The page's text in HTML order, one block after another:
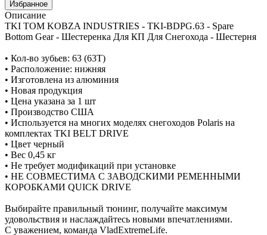
Избранное
Описание
TKI TOM KOBZA INDUSTRIES - TKI-BDPG.63 - Spare
Bottom Gear - Шестеренка Для КП Для Снегохода - Шестерня
• Кол-во зубьев: 63 (63T)
• Расположение: нижняя
• Изготовлена из алюминия
• Новая продукция
• Цена указана за 1 шт
• Производство США
• Используется на многих моделях снегоходов Polaris на
комплектах TKI BELT DRIVE
• Цвет черный
• Вес 0,45 кг
• Не требует модификаций при установке
• НЕ СОВМЕСТИМА С ЗАВОДСКИМИ РЕМЕННЫМИ
КОРОБКАМИ QUICK DRIVE
Выбирайте правильный тюнинг, получайте максимум
удовольствия и наслаждайтесь новыми впечатлениями.
С уважением, команда VladExtremeLife.